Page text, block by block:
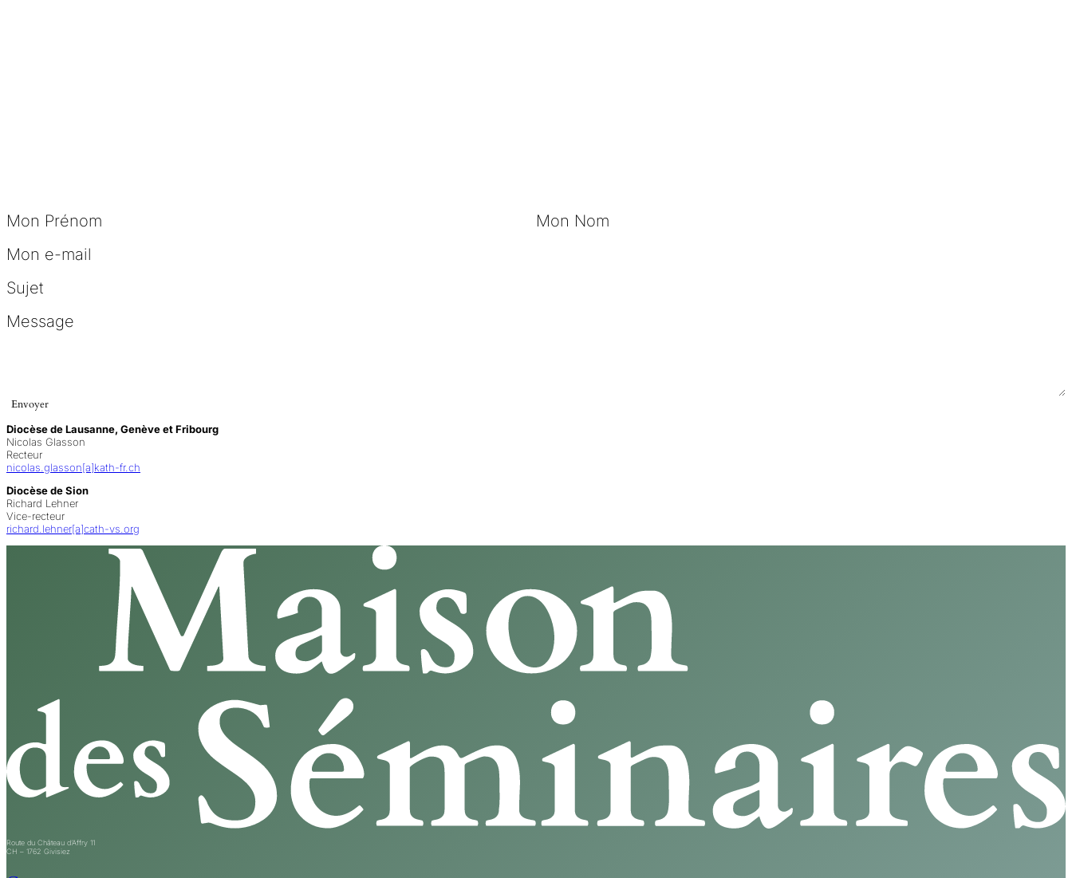
Mon Prénom
Mon Nom
Mon e-mail
Sujet
Message
Envoyer
Diocèse de Lausanne, Genève et Fribourg
Nicolas Glasson
Recteur
nicolas.glasson[a]kath-fr.ch
Diocèse de Sion
Richard Lehner
Vice-recteur
richard.lehner[a]cath-vs.org
Route du Château d’Affry 11
CH – 1762 Givisiez